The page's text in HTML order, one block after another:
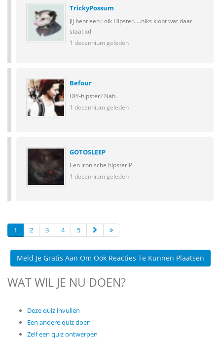
TrickyPossum
Jij bent een Folk Hipster.....niks klopt wat daar
staat xd
1 decennium geleden
Befour
DIY-hipster? Nah.
1 decennium geleden
GOTOSLEEP
Een ironische hipster:P
1 decennium geleden
1 2 3 4 5
Meld Je Gratis Aan Om Ook Reacties Te Kunnen Plaatsen
WAT WIL JE NU DOEN?
Deze quiz invullen
Een andere quiz doen
Zelf een quiz ontwerpen